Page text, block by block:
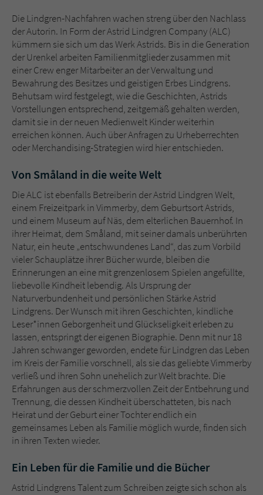
Die Lindgren-Nachfahren wachen streng über den Nachlass
der Autorin. In Form der Astrid Lindgren Company (ALC)
kümmern sie sich um das Werk Astrids. Bis in die Generation
der Urenkel arbeiten Familienmitglieder zusammen mit
einer Crew enger Mitarbeiter an der Verwaltung und
Bewahrung des Besitzes und geistigen Erbes Lindgrens.
Behutsam wird festgelegt, wie die Geschichten, Astrids
Vorstellungen entsprechend, zeitgemäß gehalten werden,
damit sie in der neuen Medienwelt Kinder weiterhin
erreichen können. Auch über Anfragen zu Urheberrechten
oder Merchandising-Strategien wird hier entschieden.
Von Småland in die weite Welt
Die ALC ist ebenfalls Betreiberin der Astrid Lindgren Welt,
einem Freizeitpark in Vimmerby, dem Geburtsort Astrids,
und einem Museum auf Näs, dem elterlichen Bauernhof. In
ihrer Heimat, dem Småland, mit seiner damals unberührten
Natur, ein heute „entschwundenes Land“, das zum Vorbild
vieler Schauplätze ihrer Bücher wurde, bleiben die
Erinnerungen an eine mit grenzenlosem Spielen angefüllte,
liebevolle Kindheit lebendig. Als Ursprung der
Naturverbundenheit und persönlichen Stärke Astrid
Lindgrens. Der Wunsch mit ihren Geschichten, kindliche
Leser*innen Geborgenheit und Glückseligkeit erleben zu
lassen, entspringt der eigenen Biographie. Denn mit nur 18
Jahren schwanger geworden, endete für Lindgren das Leben
im Kreis der Familie vorschnell, als sie das geliebte Vimmerby
verließ und ihren Sohn unehelich zur Welt brachte. Die
Erfahrungen aus der schmerzvollen Zeit der Entbehrung und
Trennung, die dessen Kindheit überschatteten, bis nach
Heirat und der Geburt einer Tochter endlich ein
gemeinsames Leben als Familie möglich wurde, finden sich
in ihren Texten wieder.
Ein Leben für die Familie und die Bücher
Astrid Lindgrens Talent zum Schreiben zeigte sich schon als